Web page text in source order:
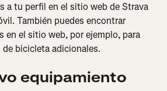
a tu perfil en el sitio web de Strava
También puedes encontrar
en el sitio web, por ejemplo, para
bicicleta adicionales.
equipamiento